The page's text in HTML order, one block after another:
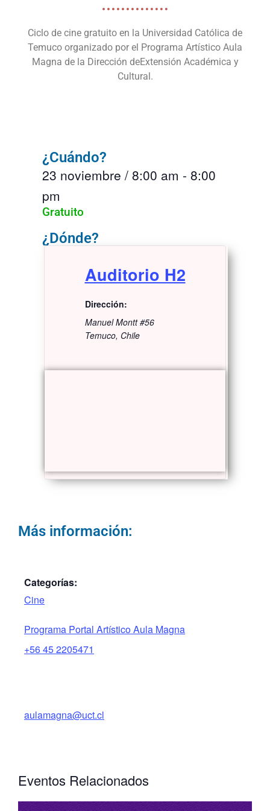
Ciclo de cine gratuito en la Universidad Católica de
Temuco organizado por el Programa Artístico Aula
Magna de la Dirección deExtensión Académica y
Cultural.
¿Cuándo?
23 noviembre / 8:00 am - 8:00
pm
Gratuito
¿Dónde?
Auditorio H2
Dirección:
Manuel Montt #56
Temuco, Chile
Más información:
Categorías:
Cine
Programa Portal Artístico Aula Magna
+56 45 2205471
aulamagna@uct.cl
Eventos Relacionados